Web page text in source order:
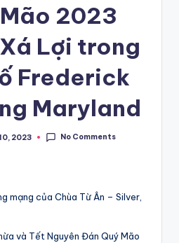
2023
Lợi trong
Frederick
Maryland
2023 No Comments
mạng của Chùa Từ Ân – Silver,
và Tết Nguyên Đán Quý Mão